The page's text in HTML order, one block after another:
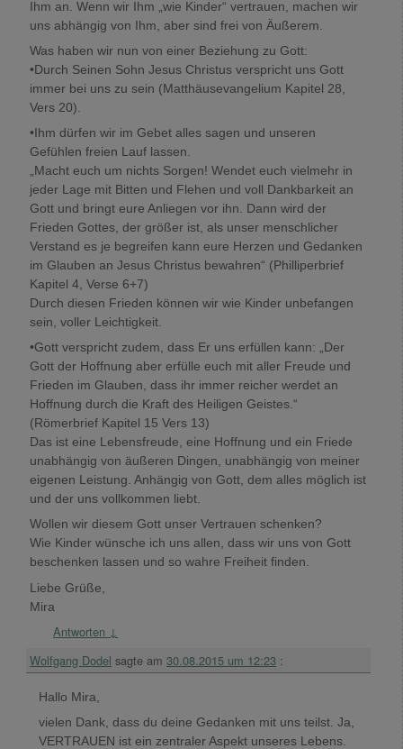
Ihm an. Wenn wir Ihm „wie Kinder“ vertrauen, machen wir
uns abhängig von Ihm, aber sind frei von Äußerem.
Was haben wir nun von einer Beziehung zu Gott:
•Durch Seinen Sohn Jesus Christus verspricht uns Gott
immer bei uns zu sein (Matthäusevangelium Kapitel 28,
Vers 20).
•Ihm dürfen wir im Gebet alles sagen und unseren
Gefühlen freien Lauf lassen.
„Macht euch um nichts Sorgen! Wendet euch vielmehr in
jeder Lage mit Bitten und Flehen und voll Dankbarkeit an
Gott und bringt eure Anliegen vor ihn. Dann wird der
Frieden Gottes, der größer ist, als unser menschlicher
Verstand es je begreifen kann eure Herzen und Gedanken
im Glauben an Jesus Christus bewahren“ (Philliperbrief
Kapitel 4, Verse 6+7)
Durch diesen Frieden können wir wie Kinder unbefangen
sein, voller Leichtigkeit.
•Gott verspricht zudem, dass Er uns erfüllen kann: „Der
Gott der Hoffnung aber erfülle euch mit aller Freude und
Frieden im Glauben, dass ihr immer reicher werdet an
Hoffnung durch die Kraft des Heiligen Geistes.“
(Römerbrief Kapitel 15 Vers 13)
Das ist eine Lebensfreude, eine Hoffnung und ein Friede
unabhängig von äußeren Dingen, unabhängig von meiner
eigenen Leistung. Anhängig von Gott, dem alles möglich ist
und der uns vollkommen liebt.
Wollen wir diesem Gott unser Vertrauen schenken?
Wie Kinder wünsche ich uns allen, dass wir uns von Gott
beschenken lassen und so wahre Freiheit finden.
Liebe Grüße,
Mira
Antworten ↓
Wolfgang Dodel sagte am 30.08.2015 um 12:23 :
Hallo Mira,
vielen Dank, dass du deine Gedanken mit uns teilst. Ja,
VERTRAUEN ist ein zentraler Aspekt unseres Lebens.